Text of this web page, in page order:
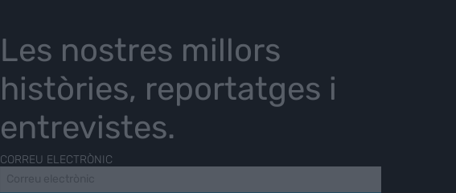
Les nostres millors
històries, reportatges i
entrevistes.
CORREU ELECTRÒNIC